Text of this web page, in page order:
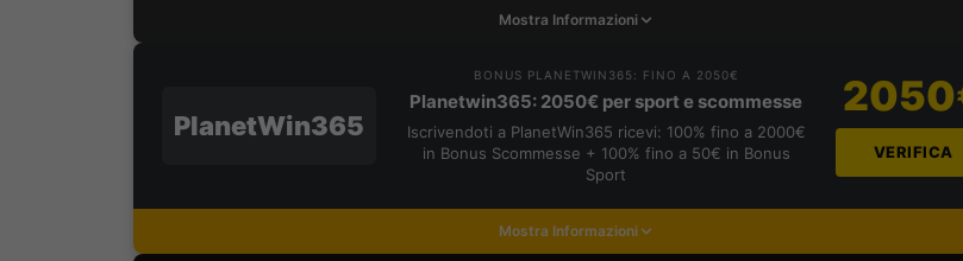
Mostra Informazioni
PlanetWin365
BONUS PLANETWIN365: FINO A 2050€
Planetwin365: 2050€ per sport e scommesse
Iscrivendoti a PlanetWin365 ricevi: 100% fino a 2000€
in Bonus Scommesse + 100% fino a 50€ in Bonus
Sport
VERIFICA
Mostra Informazioni